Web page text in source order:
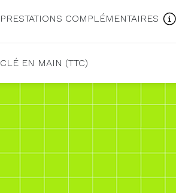
PRESTATIONS COMPLÉMENTAIRES
CLÉ EN MAIN (TTC)